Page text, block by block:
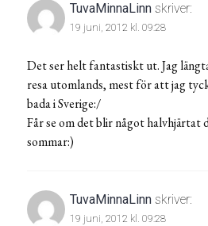
TuvaMinnaLinn skriver:
19 juni, 2012 kl. 09:28
Det ser helt fantastiskt ut. Jag
resa utomlands, mest för att jag
bada i Sverige:/
Får se om det blir något halvhjärtat
sommar:)
TuvaMinnaLinn skriver:
19 juni, 2012 kl. 09:28